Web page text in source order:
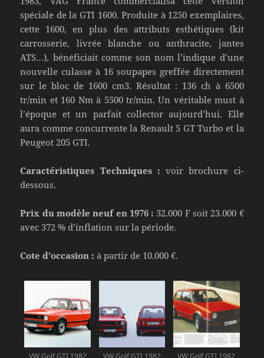
spéciale de la GTI 1600. Produite à 1250 exemplaires,
cette 1600, en plus des attributs esthétiques (kit
carrosserie, livrée blanche ou anthracite, jantes
ATS…), bénéficiait comme son nom l’indique d’une
nouvelle culasse à 16 soupapes greffée directement
sur le bloc de 1600 cm3. Résultat : 136 ch à 6500
tr/min et 160 Nm à 5500 tr/min. Un véritable must à
l’époque et un parfait collector aujourd’hui. Elle
aura comme concurrente la Renault 5 GT Turbo et la
Peugeot 205 GTI.
Caractéristiques Techniques : voir brochure ci-
dessous.
Prix du modèle neuf en 1976 : 32.000 F soit 23.000 €
avec 372 % d’inflation sur la période.
Cote d’occasion :à partir de 10.000 €.
VW Golf GTI 1982 VW Golf GTI 1982 VW Golf GTI 1982